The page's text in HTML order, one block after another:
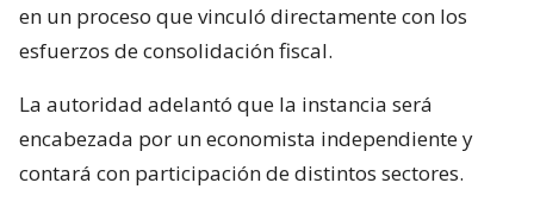
en un proceso que vinculó directamente con los
esfuerzos de consolidación fiscal.
La autoridad adelantó que la instancia será
encabezada por un economista independiente y
contará con participación de distintos sectores.